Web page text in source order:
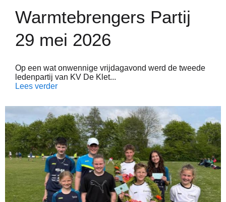
Warmtebrengers Partij
29 mei 2026
Op een wat onwennige vrijdagavond werd de tweede
ledenpartij van KV De Klet...
Lees verder